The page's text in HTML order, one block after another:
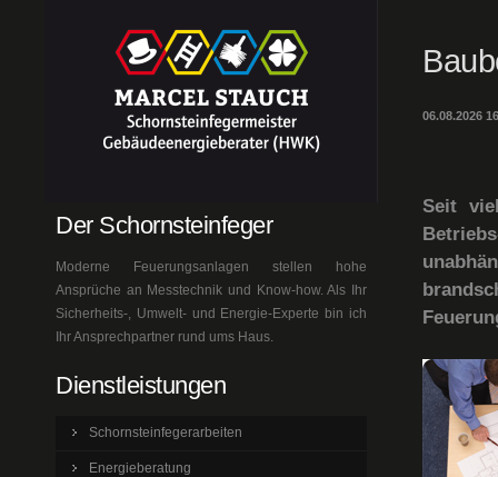
06.08.2026
Seit
Der Schornsteinfeger
Moderne Feuerungsanlagen stellen hohe
Ansprüche an Messtechnik und Know-how. Als Ihr
Sicherheits-, Umwelt- und Energie-Experte bin ich
Ihr Ansprechpartner rund ums Haus.
Dienstleistungen
Schornsteinfegerarbeiten
Energieberatung